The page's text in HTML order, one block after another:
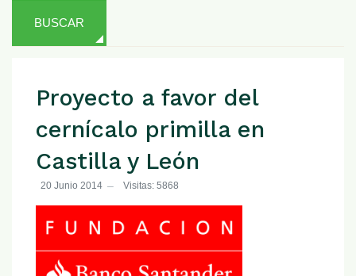
BUSCAR
Proyecto a favor del
cernícalo primilla en
Castilla y León
20 Junio 2014 Visitas: 5868